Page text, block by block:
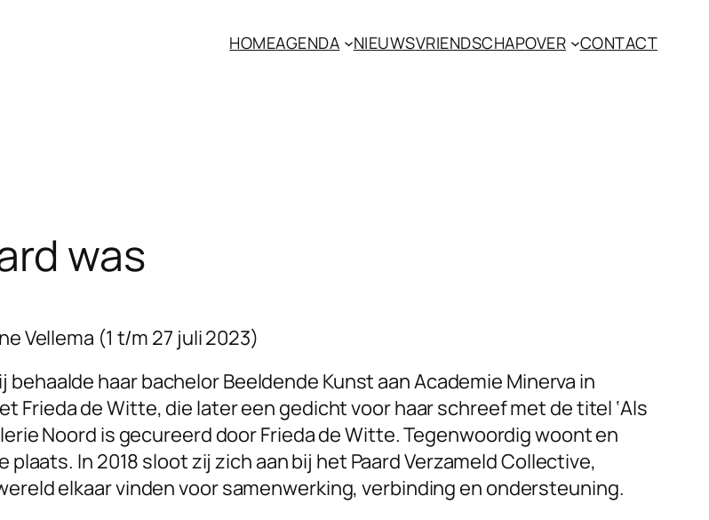
HOMEAGENDA NIEUWSVRIENDSCHAPOVER CONTACT
was
Vellema (1 t/m 27 juli 2023)
haar bachelor Beeldende Kunst aan Academie Minerva in
Frieda de Witte, die later een gedicht voor haar schreef met de titel ‘Als
Noord is gecureerd door Frieda de Witte.Tegenwoordig woont en
In 2018 sloot zij zich aan bij het Paard Verzameld Collective,
elkaar vinden voor samenwerking, verbinding en ondersteuning.